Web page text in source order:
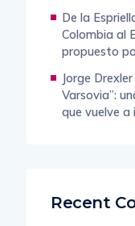
De la
Colombia al
propuesto
Jorge
Varsovia”:
que vuelve a
Recent